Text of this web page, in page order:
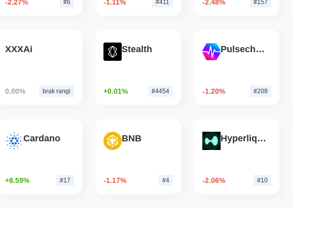
ETFS BANKS
Największy bank Włoch zmniejszył posiadanie ETF Bitcoin o 93,7%,
-2.27% #6 -1.11% #411 -2.48% #157
XXXAi
0.00% brak rangi
Stealth
+0.01% #4454
Pulsechain
-1.20% #208
Cardano
+8.59% #17
BNB
-1.17% #4
Hyperliquid
-2.06% #10